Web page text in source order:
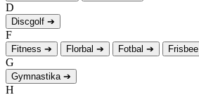
D
Discgolf ➔
F
Fitness ➔ Florbal ➔ Fotbal ➔ Frisbee
G
Gymnastika ➔
H